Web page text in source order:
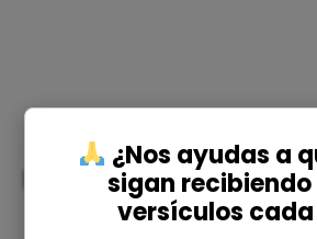
Resolución de Dudas
¿Nos ayudas a
sigan recibiendo
versículos